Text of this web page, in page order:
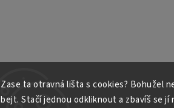
Zase ta otravná lišta s cookies? Bohužel
bejt. Stačí jednou odkliknout a zbavíš se jí